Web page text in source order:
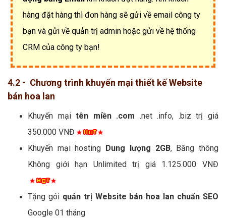
hàng đặt hàng thì đơn hàng sẽ gửi về email công ty
bạn và gửi về quản trị admin hoặc gửi về hệ thống
CRM của công ty bạn!
4.2 - Chương trình khuyến mại thiết kế Website
bán hoa lan
Khuyến mạitên miền .com .net .info, .biz trị giá
350.000 VNĐ
Khuyến mại hosting Dung lượng 2GB, Băng thông
Không giới hạn Unlimited trị giá 1.125.000 VNĐ
Tặng gói quản trị Website bán hoa lan chuẩn SEO
Google 01 tháng